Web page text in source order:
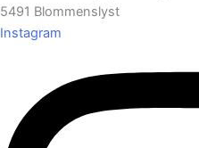
5491 Blommenslyst
Instagram